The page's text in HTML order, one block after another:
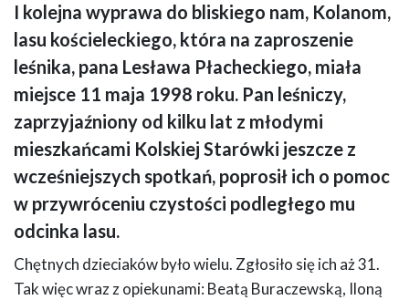
Grupa dzieci i dorosłych siedzi wokół ogniska na leśnej polanie. Pieczą
kiełbaski na patykach, rozmawiają i spędzają razem czas w słoneczne
popołudnie. W tle widać drzewa, trawę oraz stos drewna przygotowany do
palenia. Atmosfera jest bardzo radosna.
I kolejna wyprawa do bliskiego nam, Kolanom,
lasu kościeleckiego, która na zaproszenie
leśnika, pana Lesława Płacheckiego, miała
miejsce 11 maja 1998 roku. Pan leśniczy,
zaprzyjaźniony od kilku lat z młodymi
mieszkańcami Kolskiej Starówki jeszcze z
wcześniejszych spotkań, poprosił ich o pomoc
w przywróceniu czystości podległego mu
odcinka lasu.
Chętnych dzieciaków było wielu. Zgłosiło się ich aż 31.
Tak więc wraz z opiekunami: Beatą Buraczewską, Iloną